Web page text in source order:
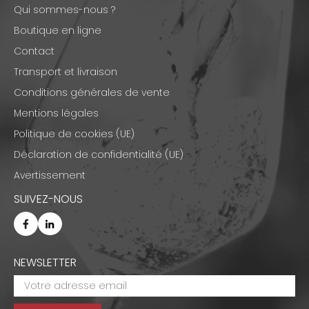
Qui sommes-nous ?
Boutique en ligne
Contact
Transport et livraison
Conditions générales de vente
Mentions légales
Politique de cookies (UE)
Déclaration de confidentialité (UE)
Avertissement
SUIVEZ-NOUS
NEWSLETTER